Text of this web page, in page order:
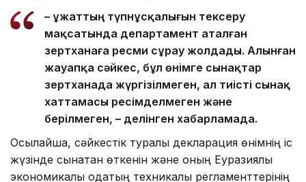
– Құжаттың түпнұсқалығын тексеру
мақсатында департамент аталған
зертханаға ресми сұрау жолдады. Алынған
жауапқа сәйкес, бұл өнімге сынақтар
зертханада жүргізілмеген, ал тиісті сынақ
хаттамасы ресімделмеген және
берілмеген, – делінген хабарламада.
Осылайша, сәйкестік туралы декларация өнімнің іс
жүзінде сынақтан өткенін және оның Еуразиялық
экономикалық одақтың техникалық регламенттерінің